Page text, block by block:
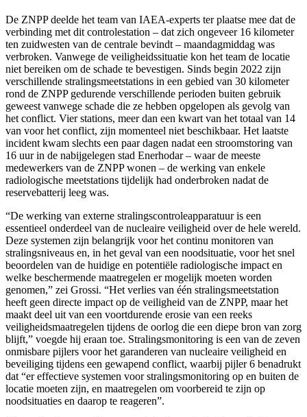
De ZNPP deelde het team van IAEA-experts ter plaatse mee dat de
verbinding met dit controlestation – dat zich ongeveer 16 kilometer
ten zuidwesten van de centrale bevindt – maandagmiddag was
verbroken. Vanwege de veiligheidssituatie kon het team de locatie
niet bereiken om de schade te bevestigen. Sinds begin 2022 zijn
verschillende stralingsmeetstations in een gebied van 30 kilometer
rond de ZNPP gedurende verschillende perioden buiten gebruik
geweest vanwege schade die ze hebben opgelopen als gevolg van
het conflict. Vier stations, meer dan een kwart van het totaal van 14
van voor het conflict, zijn momenteel niet beschikbaar. Het laatste
incident kwam slechts een paar dagen nadat een stroomstoring van
16 uur in de nabijgelegen stad Enerhodar – waar de meeste
medewerkers van de ZNPP wonen – de werking van enkele
radiologische meetstations tijdelijk had onderbroken nadat de
reservebatterij leeg was.
“De werking van externe stralingscontroleapparatuur is een
essentieel onderdeel van de nucleaire veiligheid over de hele wereld.
Deze systemen zijn belangrijk voor het continu monitoren van
stralingsniveaus en, in het geval van een noodsituatie, voor het snel
beoordelen van de huidige en potentiële radiologische impact en
welke beschermende maatregelen er mogelijk moeten worden
genomen,” zei Grossi. “Het verlies van één stralingsmeetstation
heeft geen directe impact op de veiligheid van de ZNPP, maar het
maakt deel uit van een voortdurende erosie van een reeks
veiligheidsmaatregelen tijdens de oorlog die een diepe bron van zorg
blijft,” voegde hij eraan toe. Stralingsmonitoring is een van de zeven
onmisbare pijlers voor het garanderen van nucleaire veiligheid en
beveiliging tijdens een gewapend conflict, waarbij pijler 6 benadrukt
dat “er effectieve systemen voor stralingsmonitoring op en buiten de
locatie moeten zijn, en maatregelen om voorbereid te zijn op
noodsituaties en daarop te reageren”.